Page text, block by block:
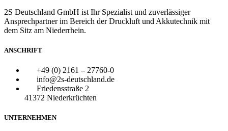
2S Deutschland GmbH ist Ihr Spezialist und zuverlässiger
Ansprechpartner im Bereich der Druckluft und Akkutechnik mit
dem Sitz am Niederrhein.
ANSCHRIFT
+49 (0) 2161 – 27760-0
info@2s-deutschland.de
Friedensstraße 2
41372 Niederkrüchten
UNTERNEHMEN